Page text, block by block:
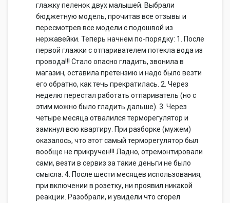
глажку пеленок двух малышей. Выбрали
бюджетную модель, прочитав все отзывы и
пересмотрев все модели с подошвой из
нержавейки. Теперь начнем по-порядку: 1. После
первой глажки с отпаривателем потекла вода из
провода!!! Стало опасно гладить, звонила в
магазин, оставила претензию и надо было везти
его обратно, как течь прекратилась. 2. Через
неделю перестал работать отпариватель (но с
этим можно было гладить дальше). 3. Через
четыре месяца отвалился терморегулятор и
замкнул всю квартиру. При разборке (мужем)
оказалось, что этот самый терморегулятор был
вообще не прикручен!!! Ладно, отремонтировали
сами, везти в сервиз за такие деньги не было
смысла. 4. После шести месяцев использования,
при включении в розетку, ни проявил никакой
реакции. Разобрали, и увидели что сгорел